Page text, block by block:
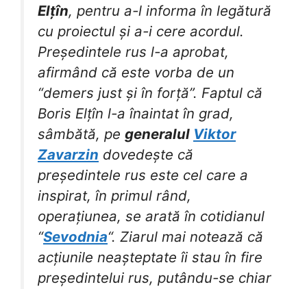
Elțîn, pentru a-l informa în legătură
cu proiectul și a-i cere acordul.
Președintele rus l-a aprobat,
afirmând că este vorba de un
“demers just și în forță”. Faptul că
Boris Elțîn l-a înaintat în grad,
sâmbătă, pe generalul Viktor
Zavarzin dovedește că
președintele rus este cel care a
inspirat, în primul rând,
operațiunea, se arată în cotidianul
“Sevodnia“. Ziarul mai notează că
acțiunile neașteptate îi stau în fire
președintelui rus, putându-se chiar